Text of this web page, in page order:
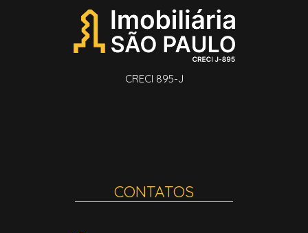
CRECI 895-J
CONTATOS